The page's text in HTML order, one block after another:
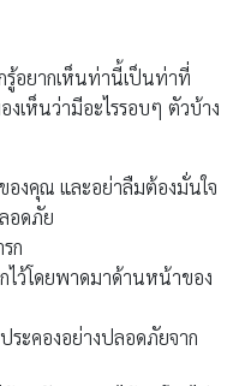
รู้อยากเห็นท่านี้เป็นท่าที่
เห็นว่ามีอะไรรอบๆ ตัวบ้าง
งคุณ และอย่าลืมต้องมั่นใจ
อดภัย
ก
ไว้โดยพาดมาด้านหน้าของ
ระคองอย่างปลอดภัยจาก